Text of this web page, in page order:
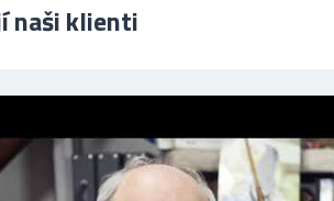
naši klienti